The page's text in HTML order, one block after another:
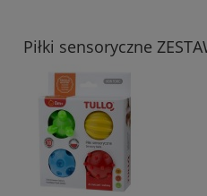
Piłki sensoryczne